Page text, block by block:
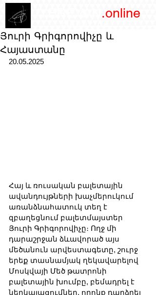
.online
Յուրի Գրիգորովիչը և
Հայաստանը
20.05.2025
Հայ և ռուսական բալետային
ավանդույթների խաչմերուկում
առանձնահատուկ տեղ է
զբաղեցնում բալետմայստեր
Յուրի Գրիգորովիչը։ Ողջ մի
դարաշրջան ձևավորած այս
մեծանուն արվեստագետը, շուրջ
երեք տասնամյակ ղեկավարելով
Մոսկվայի Մեծ թատրոնի
բալետային խումբը, բեմադրել է
ներկայացումներ, որոնք դարձրել